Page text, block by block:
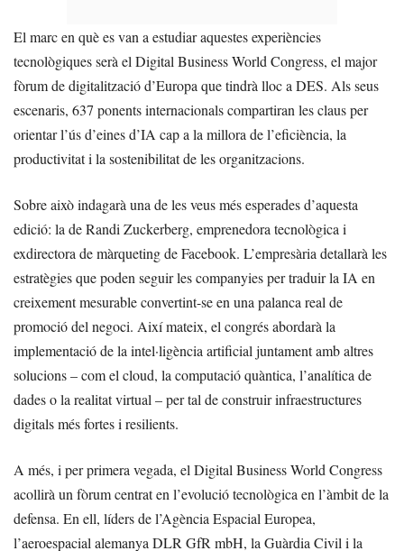
El marc en què es van a estudiar aquestes experiències
tecnològiques serà el Digital Business World Congress, el major
fòrum de digitalització d’Europa que tindrà lloc a DES. Als seus
escenaris, 637 ponents internacionals compartiran les claus per
orientar l’ús d’eines d’IA cap a la millora de l’eficiència, la
productivitat i la sostenibilitat de les organitzacions.
Sobre això indagarà una de les veus més esperades d’aquesta
edició: la de Randi Zuckerberg, emprenedora tecnològica i
exdirectora de màrqueting de Facebook. L’empresària detallarà les
estratègies que poden seguir les companyies per traduir la IA en
creixement mesurable convertint-se en una palanca real de
promoció del negoci. Així mateix, el congrés abordarà la
implementació de la intel·ligència artificial juntament amb altres
solucions – com el cloud, la computació quàntica, l’analítica de
dades o la realitat virtual – per tal de construir infraestructures
digitals més fortes i resilients.
A més, i per primera vegada, el Digital Business World Congress
acollirà un fòrum centrat en l’evolució tecnològica en l’àmbit de la
defensa. En ell, líders de l’Agència Espacial Europea,
l’aeroespacial alemanya DLR GfR mbH, la Guàrdia Civil i la